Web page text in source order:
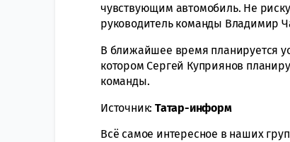
чувствующим автомобиль. Не
руководитель команды Владимир
В ближайшее время планируется
котором Сергей Куприянов
команды.
Источник: Татар-информ
Всё самое интересное в наших